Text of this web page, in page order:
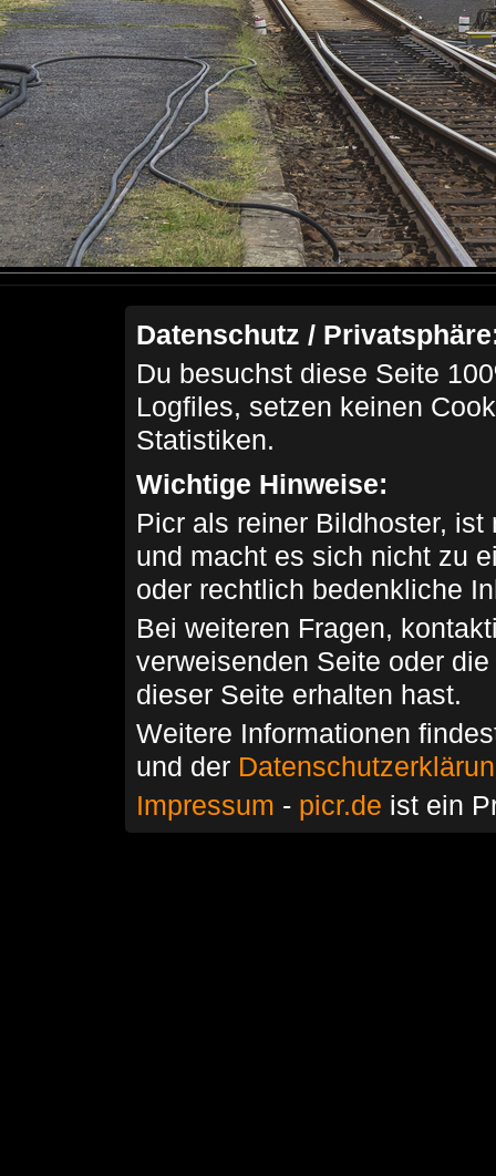
Datenschutz /
Du besuchst diese Seite
Logfiles, setzen keinen
Statistiken.
Wichtige Hinweise:
Picr als reiner Bildhoster,
und macht es sich nicht zu
oder rechtlich bedenkliche
Bei weiteren Fragen,
verweisenden Seite oder
dieser Seite erhalten hast.
Weitere Informationen
und der
Impressum - picr.de ist ein